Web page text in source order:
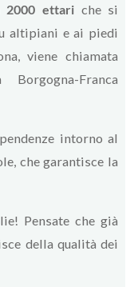
2000 ettari che si
altipiani e ai piedi
viene chiamata
Franca
intorno al
che garantisce la
Pensate che già
della qualità dei